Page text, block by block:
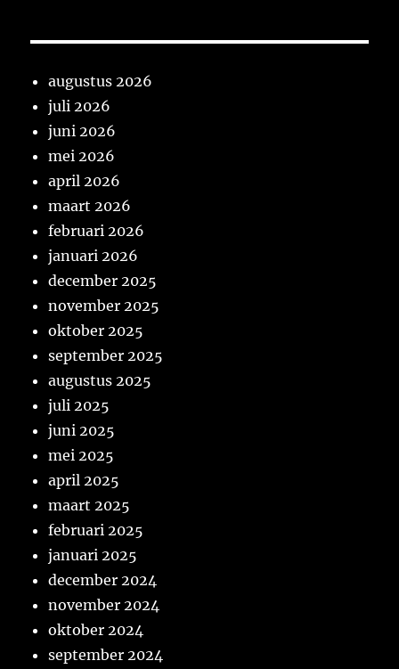
augustus 2026
juli 2026
juni 2026
mei 2026
april 2026
maart 2026
februari 2026
januari 2026
december 2025
november 2025
oktober 2025
september 2025
augustus 2025
juli 2025
juni 2025
mei 2025
april 2025
maart 2025
februari 2025
januari 2025
december 2024
november 2024
oktober 2024
september 2024